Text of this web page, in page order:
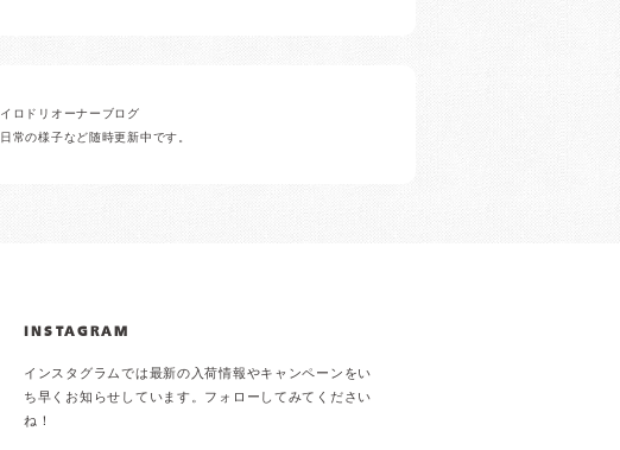
イロドリオーナーブログ
日常の様子など随時更新中です。
INSTAGRAM
インスタグラムでは最新の入荷情報やキャンペーンをい
ち早くお知らせしています。フォローしてみてください
ね！